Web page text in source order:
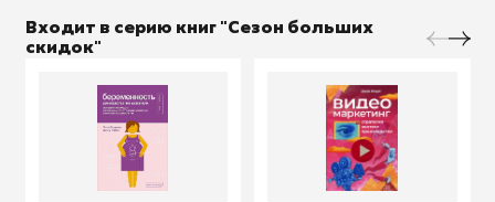
Входит в серию книг "Сезон больших
скидок"